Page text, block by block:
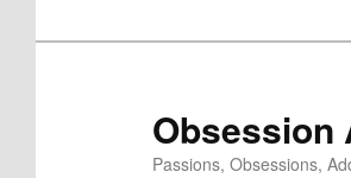
Obsession
Passions, Obsessions,